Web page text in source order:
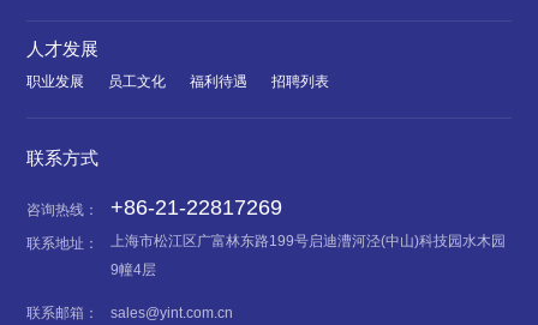
人才发展
职业发展 员工文化 福利待遇 招聘列表
联系方式
咨询热线： +86-21-22817269
联系地址：
上海市松江区广富林东路199号启迪漕河泾(中山)科技园水木园
9幢4层
联系邮箱：
sales@yint.com.cn